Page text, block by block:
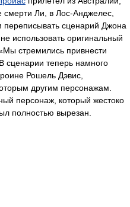
смерти Ли, в Лос-Анджелес,
переписывать сценарий Джона
использовать оригинальный
стремились привнести
сценарии теперь намного
Рошель Дэвис,
другим персонажам.
персонаж, который жестоко
полностью вырезан.